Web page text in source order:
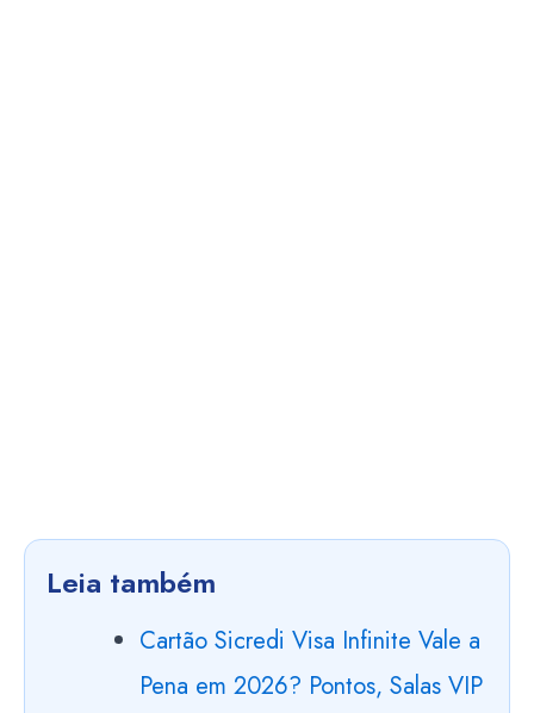
Leia também
Cartão Sicredi Visa Infinite Vale a
Pena em 2026? Pontos, Salas VIP